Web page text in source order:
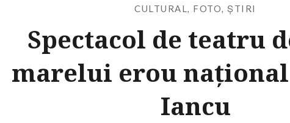
CULTURAL FOTO ,ȘTIRI
Spectacol de teatru
marelui erou
Iancu